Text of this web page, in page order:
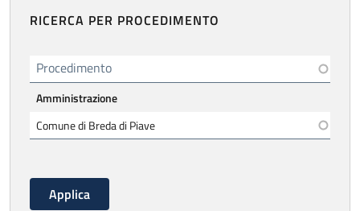
RICERCA PER PROCEDIMENTO
Procedimento
Amministrazione